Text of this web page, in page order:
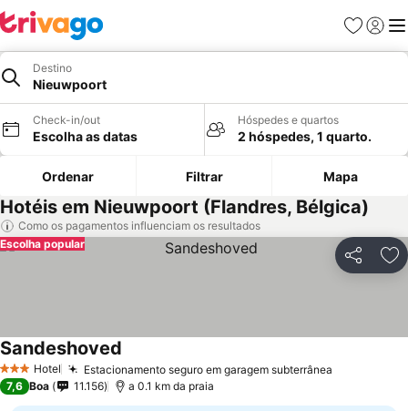
Favoritos
Iniciar
Destino
Nieuwpoort
Check-in/out
Escolha as datas
Hóspedes e quartos
2 hóspedes, 1 quarto.
Ordenar Filtrar Mapa
Hotéis em Nieuwpoort (Flandres, Bélgica)
Como os pagamentos influenciam os resultados
Partilhar
Escolha popular
3 EstrelasHotel Estacionamento seguro em garagem subterrânea
Sandeshoved
7,6 Boa 11.156 a 0.1 km da praia